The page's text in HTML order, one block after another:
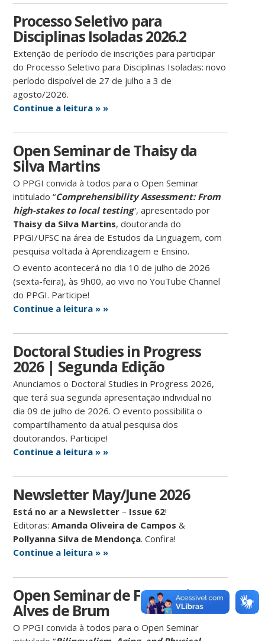
Processo Seletivo para
Disciplinas Isoladas 2026.2
Extenção de período de inscrições para participar
do Processo Seletivo para Disciplinas Isoladas: novo
período dispoível de 27 de julho a 3 de
agosto/2026.
Continue a leitura » »
Open Seminar de Thaisy da
Silva Martins
O PPGI convida à todos para o Open Seminar
intitulado “Comprehensibility Assessment: From
high-stakes to local testing”, apresentado por
Thaisy da Silva Martins, doutoranda do
PPGI/UFSC na área de Estudos da Linguagem, com
pesquisa voltada à Aprendizagem e Ensino.
O evento acontecerá no dia 10 de julho de 2026
(sexta-feira), às 9h00, ao vivo no YouTube Channel
do PPGI. Participe!
Continue a leitura » »
Doctoral Studies in Progress
2026 | Segunda Edição
Anunciamos o Doctoral Studies in Progress 2026,
que terá sua segunda apresentação individual no
dia 09 de julho de 2026. O evento possibilita o
compartilhamento da atual pesquisa dos
doutorandos. Participe!
Continue a leitura » »
Newsletter May/June 2026
Está no ar a Newsletter – Issue 62!
Editoras:Amanda Oliveira de Campos &
Pollyanna Silva de Mendonça. Confira!
Continue a leitura » »
Open Seminar de Fernanda
Alves de Brum
O PPGI convida à todos para o Open Seminar